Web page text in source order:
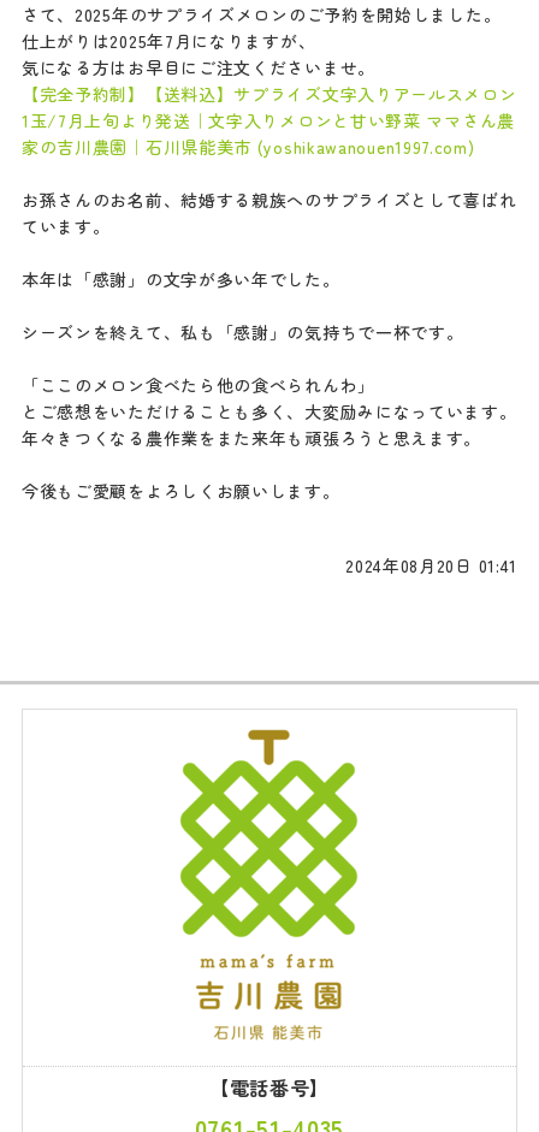
さて、2025年のサプライズメロンのご予約を開始しました。
仕上がりは2025年7月になりますが、
気になる方はお早目にご注文くださいませ。
【完全予約制】【送料込】サプライズ文字入りアールスメロン
1玉/7月上旬より発送｜文字入りメロンと甘い野菜 ママさん農
家の吉川農園｜石川県能美市 (yoshikawanouen1997.com)
お孫さんのお名前、結婚する親族へのサプライズとして喜ばれ
ています。
本年は「感謝」の文字が多い年でした。
シーズンを終えて、私も「感謝」の気持ちで一杯です。
「ここのメロン食べたら他の食べられんわ」
とご感想をいただけることも多く、大変励みになっています。
年々きつくなる農作業をまた来年も頑張ろうと思えます。
今後もご愛顧をよろしくお願いします。
2024年08月20日 01:41
【電話番号】